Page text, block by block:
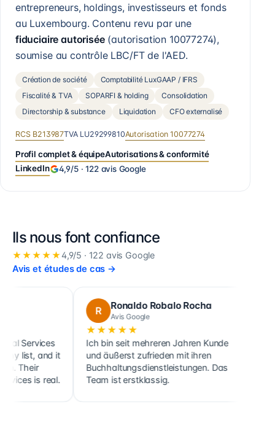
entrepreneurs, holdings, investisseurs et fonds
au Luxembourg. Contenu revu par une
fiduciaire autorisée(autorisation 10077274),
soumise au contrôle LBC/FT de l'AED.
Création de société
Comptabilité LuxGAAP / IFRS
Fiscalité & TVA
SOPARFI & holding
Consolidation
Directorship & substance
Liquidation CFO externalisé
RCS B213987TVA LU29299810Autorisation 10077274
Profil complet & équipeAutorisations & conformité
LinkedIn
4,9/5 ·122 avis Google
Ils nous font confiance
★★★★★4,9/5 · 122 avis Google
Avis et études de cas →
and it
real.
Ronaldo Robalo Rocha
Avis Google
★★★★★
Ich bin seit mehreren Jahren Kunde
und äußerst zufrieden mit ihren
Buchhaltungsdienstleistungen. Das
Team ist erstklassig.
Cette
clients,